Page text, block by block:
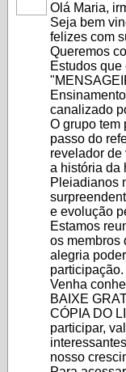
Olá Maria,
Seja bem
felizes com
Queremos
Estudos
canalizado
O grupo tem
passo do
revelador de
a história da
Pleiadianos
e evolução
Estamos
os membros
alegria
participação.
Venha
BAIXE
CÓPIA DO
participar,
nosso